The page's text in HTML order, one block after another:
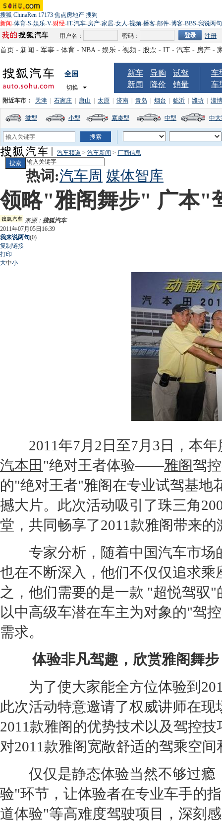
搜狐 ChinaRen 17173 焦点房地产 搜狗
新闻-体育-S-娱乐-V-财经-IT-汽车-房产-家居-女人-视频-播客-邮件-博客-BBS-我说两句
用户名：
密码： 注册
首页 - 新闻 - 军事 - 体育 - NBA - 娱乐 - 视频 - 股票 - IT - 汽车 - 房产 -
全国
切换
新车 导购
试驾
新闻
降价 销量
车
车
附近车市： 天津 石家庄 唐山 太原 济南 青岛 烟台 临沂 潍坊 淄博
微型 小型 紧凑型 中型 中
汽车频道 > 汽车新闻 > 厂商信息
热词:汽车周 媒体智库
领略"雅阁舞步" 广本"
来源： 搜狐汽车
2011年07月05日16:39
我来说两句(0)
复制链接
打印
大中小
2011年7月2日至7月3日，本年
汽本田 "绝对王者体验——雅阁驾
的"绝对王者"雅阁在专业试驾基地
撼大片。此次活动吸引了珠三角
堂，共同畅享了2011款雅阁带来的
专家分析，随着中国汽车市场
也在不断深入，他们不仅仅追求
之，他们需要的是一款 "超悦驾驭"
以中高级车潜在车主为对象的"驾
需求。
体验非凡驾趣，欣赏雅阁舞步
为了使大家能全方位体验到
此次活动特意邀请了权威讲师在
2011款雅阁的优势技术以及驾控
对2011款雅阁宽敞舒适的驾乘空
仅仅是静态体验当然不够过瘾
验"环节，让体验者在专业车手的
道体验"等高难度驾驶项目，深刻